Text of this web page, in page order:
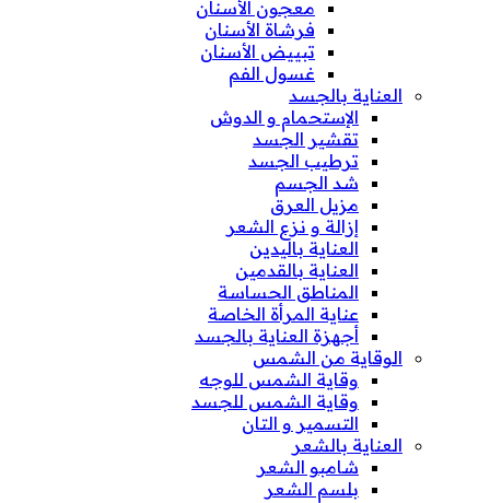
معجون الأسنان
فرشاة الأسنان
تبييض الأسنان
غسول الفم
العناية بالجسد
الإستحمام و الدوش
تقشير الجسد
ترطيب الجسد
شد الجسم
مزيل العرق
إزالة و نزع الشعر
العناية باليدين
العناية بالقدمين
المناطق الحساسة
عناية المرأة الخاصة
أجهزة العناية بالجسد
الوقاية من الشمس
وقاية الشمس للوجه
وقاية الشمس للجسد
التسمير و التان
العناية بالشعر
شامبو الشعر
بلسم الشعر